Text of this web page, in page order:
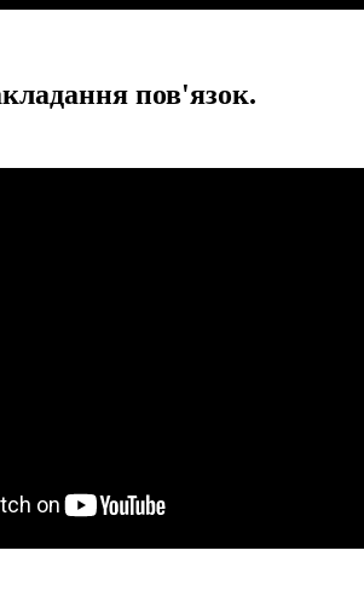
пов'язок.